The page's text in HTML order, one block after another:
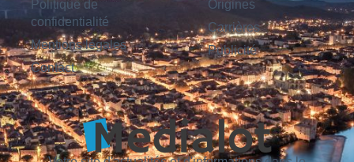
Politique de
confidentialité
Mentions légales
Contact
Origines
Carrières
Publicité